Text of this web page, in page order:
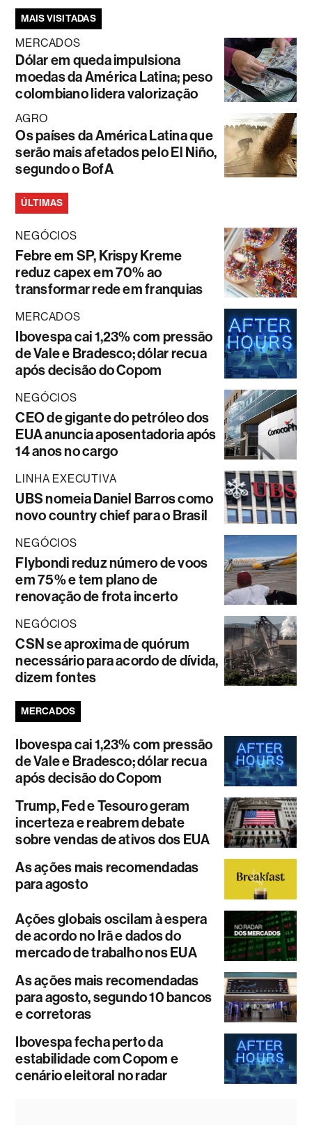
MAIS VISITADAS
MERCADOS
Dólar em queda impulsiona
moedas da América Latina; peso
colombiano lidera valorização
AGRO
Os países da América Latina que
serão mais afetados pelo El Niño,
segundo o BofA
ÚLTIMAS
NEGÓCIOS
Febre em SP, Krispy Kreme
reduz capex em 70% ao
transformar rede em franquias
MERCADOS
Ibovespa cai 1,23% com pressão
de Vale e Bradesco; dólar recua
após decisão do Copom
NEGÓCIOS
CEO de gigante do petróleo dos
EUA anuncia aposentadoria após
14 anos no cargo
LINHA EXECUTIVA
UBS nomeia Daniel Barros como
novo country chief para o Brasil
NEGÓCIOS
Flybondi reduz número de voos
em 75% e tem plano de
renovação de frota incerto
NEGÓCIOS
CSN se aproxima de quórum
necessário para acordo de dívida,
dizem fontes
MERCADOS
Ibovespa cai 1,23% com pressão
de Vale e Bradesco; dólar recua
após decisão do Copom
Trump, Fed e Tesouro geram
incerteza e reabrem debate
sobre vendas de ativos dos EUA
As ações mais recomendadas
para agosto
Ações globais oscilam à espera
de acordo no Irã e dados do
mercado de trabalho nos EUA
As ações mais recomendadas
para agosto, segundo 10 bancos
e corretoras
Ibovespa fecha perto da
estabilidade com Copom e
cenário eleitoral no radar